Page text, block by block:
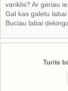
variklis? Ar geriau
Gal kas galetu labai
Buciau labai
Turite